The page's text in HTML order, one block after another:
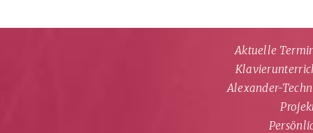
Aktuelle
Alexander-